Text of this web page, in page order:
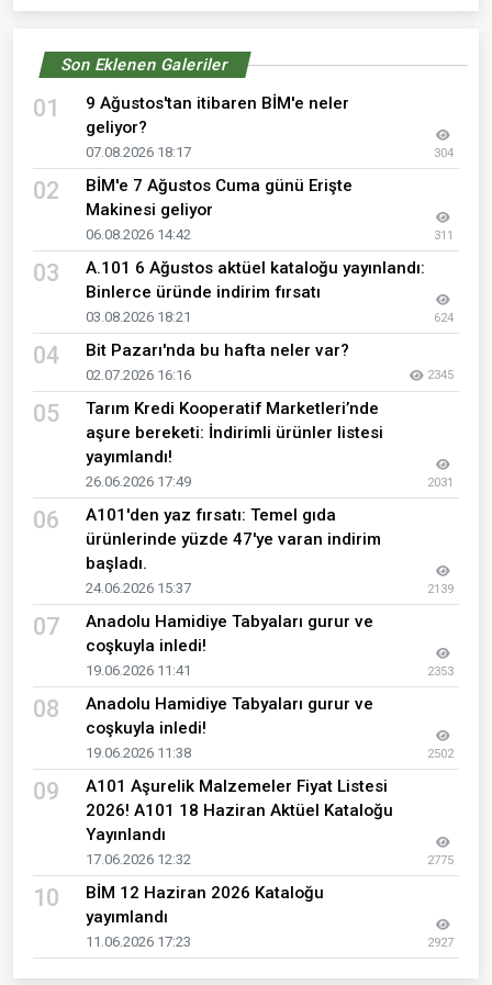
Son Eklenen Galeriler
01
9 Ağustos'tan itibaren BİM'e neler
geliyor?
07.08.2026 18:17 304
02
BİM'e 7 Ağustos Cuma günü Erişte
Makinesi geliyor
06.08.2026 14:42 311
03
A.101 6 Ağustos aktüel kataloğu yayınlandı:
Binlerce üründe indirim fırsatı
03.08.2026 18:21 624
04 Bit Pazarı'nda bu hafta neler var?
02.07.2026 16:16 2345
05
Tarım Kredi Kooperatif Marketleri’nde
aşure bereketi: İndirimli ürünler listesi
yayımlandı!
26.06.2026 17:49 2031
06
A101'den yaz fırsatı: Temel gıda
ürünlerinde yüzde 47'ye varan indirim
başladı.
24.06.2026 15:37 2139
07
Anadolu Hamidiye Tabyaları gurur ve
coşkuyla inledi!
19.06.2026 11:41 2353
08
Anadolu Hamidiye Tabyaları gurur ve
coşkuyla inledi!
19.06.2026 11:38 2502
09
A101 Aşurelik Malzemeler Fiyat Listesi
2026! A101 18 Haziran Aktüel Kataloğu
Yayınlandı
17.06.2026 12:32 2775
10
BİM 12 Haziran 2026 Kataloğu
yayımlandı
11.06.2026 17:23 2927